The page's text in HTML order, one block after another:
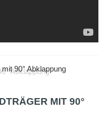
90° Abklappung
MIT 90°